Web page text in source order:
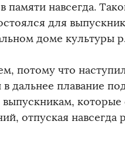
навсегда.
для
доме культуры
потому что
дальнее плавание
которые
отпуская навсегда